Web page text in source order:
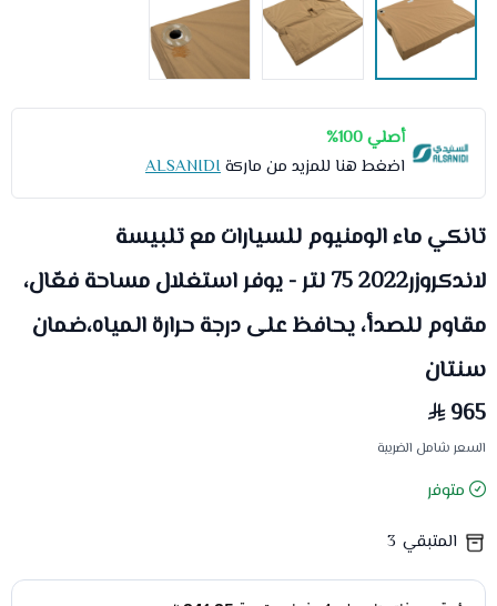
أصلي 100%
اضغط هنا للمزيد من ماركةALSANIDI
تانكي ماء الومنيوم للسيارات مع تلبيسة
لاندكروزر2022 75 لتر - يوفر استغلال مساحة فعّال،
مقاوم للصدأ، يحافظ على درجة حرارة المياه،ضمان
سنتان
965
السعر شامل الضريبة
متوفر
المتبقي 3